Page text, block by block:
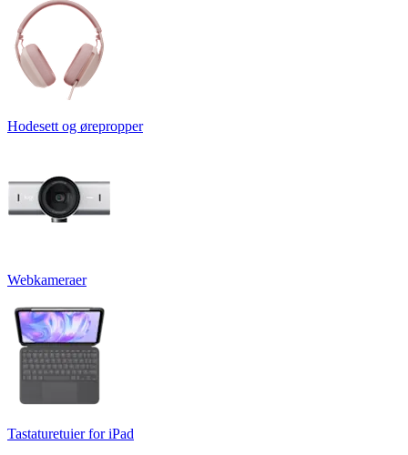
Hodesett og ørepropper
Webkameraer
Tastaturetuier for iPad